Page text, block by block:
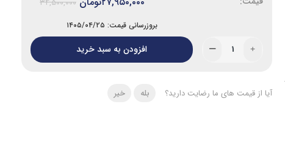
۳۴,۵۰۰,۰۰۰
بروزرسانی قیمت: ۱۴۰۵/۰۴/۲۵
افزودن به سبد خرید
آیا از قیمت های ما رضایت دارید؟ بله خیر